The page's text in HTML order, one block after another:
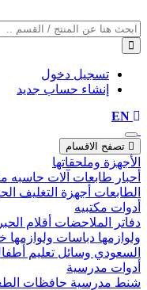
تسجيل دخول
إنشاء حساب جديد
EN
تصفح الاقسام
الأجهزة وملحقاتها
أحبار طابعات آلات حاسبه
الطابعات أجهزة التغليف
أدوات مكتبيه
دفاتر الملاحضات أقلام
ولوازمها دباسات ولوازمها
السعودي وسائل تعليم
أدوات مدرسية
شنط مدرسية حافظات